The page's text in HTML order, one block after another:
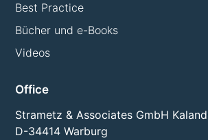
Best Practice
Bücher und e-Books
Videos
Office
Strametz & Associates GmbH
D-34414 Warburg